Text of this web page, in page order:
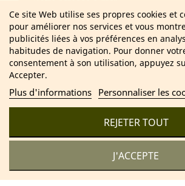
En vous abonnant à notre newsletter vous acceptez
confidentialité.
2025 Cosmétique Naturel France –
naturels
Ce site Web utilise ses propres cookies et
pour améliorer nos services et vous
publicités liées à vos préférences en
habitudes de navigation. Pour donner
consentement à son utilisation, appuyez
Accepter.
Plus d'informations Personnaliser les
REJETER TOUT
J'ACCEPTE